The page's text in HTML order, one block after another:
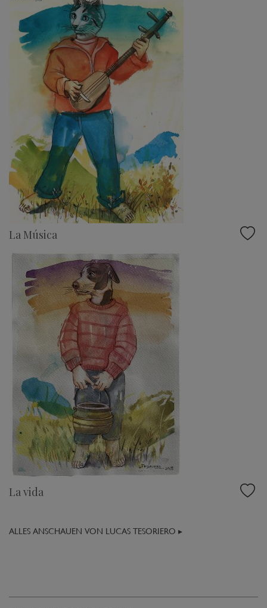
La Música
La vida
ALLES ANSCHAUEN VON LUCAS TESORIERO ▸